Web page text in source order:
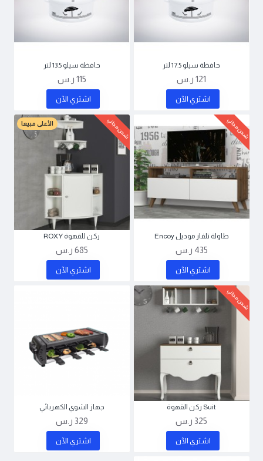
حافظة سيلو 17.5 لتر
121 ر.س
اشتري اﻵن
حافظة سيلو 13.5 لتر
115 ر.س
اشتري اﻵن
شحن مجاني
طاولة تلفاز موديل Encoy
435 ر.س
اشتري اﻵن
الأعلى مبيعا شحن مجاني
ركن للقهوة ROXY
685 ر.س
اشتري اﻵن
شحن مجاني
Suit ركن القهوة
325 ر.س
اشتري اﻵن
جهاز الشوي الكهربائي
329 ر.س
اشتري اﻵن